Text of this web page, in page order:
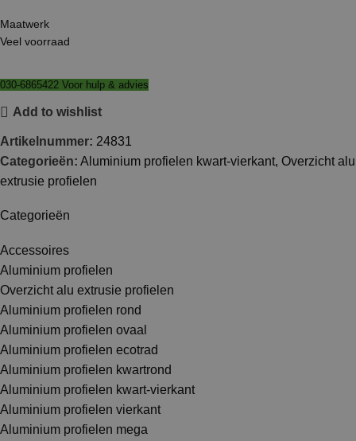
Categorieën
Accessoires
Aluminium profielen
Overzicht alu extrusie profielen
Aluminium profielen rond
Aluminium profielen ovaal
Aluminium profielen ecotrad
Aluminium profielen kwartrond
Aluminium profielen kwart-vierkant
Aluminium profielen vierkant
Aluminium profielen mega
Maatwerk
Veel voorraad
030-6865422 Voor hulp & advies
Add to wishlist
Artikelnummer: 24831
Categorieën: Aluminium profielen kwart-vierkant, Overzicht alu
extrusie profielen